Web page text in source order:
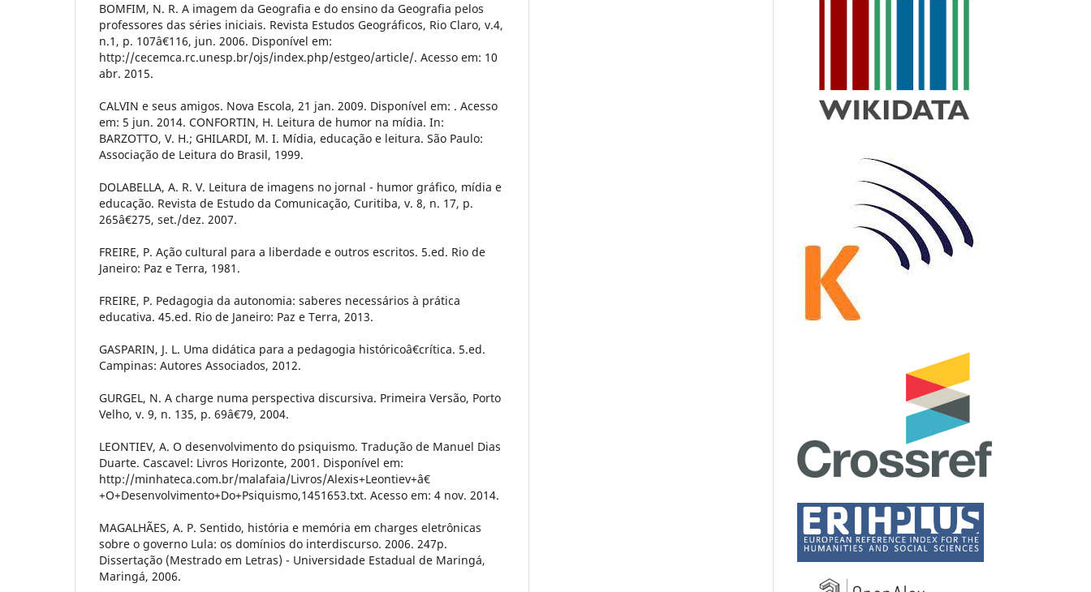
BOMFIM, N. R. A imagem da Geografia e do ensino da Geografia pelos
professores das séries iniciais. Revista Estudos Geográficos, Rio Claro, v.4,
n.1, p. 107â€116, jun. 2006. Disponível em:
http://cecemca.rc.unesp.br/ojs/index.php/estgeo/article/. Acesso em: 10
abr. 2015.
CALVIN e seus amigos. Nova Escola, 21 jan. 2009. Disponível em: . Acesso
em: 5 jun. 2014. CONFORTIN, H. Leitura de humor na mídia. In:
BARZOTTO, V. H.; GHILARDI, M. I. Mídia, educação e leitura. São Paulo:
Associação de Leitura do Brasil, 1999.
DOLABELLA, A. R. V. Leitura de imagens no jornal - humor gráfico, mídia e
educação. Revista de Estudo da Comunicação, Curitiba, v. 8, n. 17, p.
265â€275, set./dez. 2007.
FREIRE, P. Ação cultural para a liberdade e outros escritos. 5.ed. Rio de
Janeiro: Paz e Terra, 1981.
FREIRE, P. Pedagogia da autonomia: saberes necessários à prática
educativa. 45.ed. Rio de Janeiro: Paz e Terra, 2013.
GASPARIN, J. L. Uma didática para a pedagogia históricoâ€crítica. 5.ed.
Campinas: Autores Associados, 2012.
GURGEL, N. A charge numa perspectiva discursiva. Primeira Versão, Porto
Velho, v. 9, n. 135, p. 69â€79, 2004.
LEONTIEV, A. O desenvolvimento do psiquismo. Tradução de Manuel Dias
Duarte. Cascavel: Livros Horizonte, 2001. Disponível em:
http://minhateca.com.br/malafaia/Livros/Alexis+Leontiev+â€
+O+Desenvolvimento+Do+Psiquismo,1451653.txt. Acesso em: 4 nov. 2014.
MAGALHÃES, A. P. Sentido, história e memória em charges eletrônicas
sobre o governo Lula: os domínios do interdiscurso. 2006. 247p.
Dissertação (Mestrado em Letras) - Universidade Estadual de Maringá,
Maringá, 2006.